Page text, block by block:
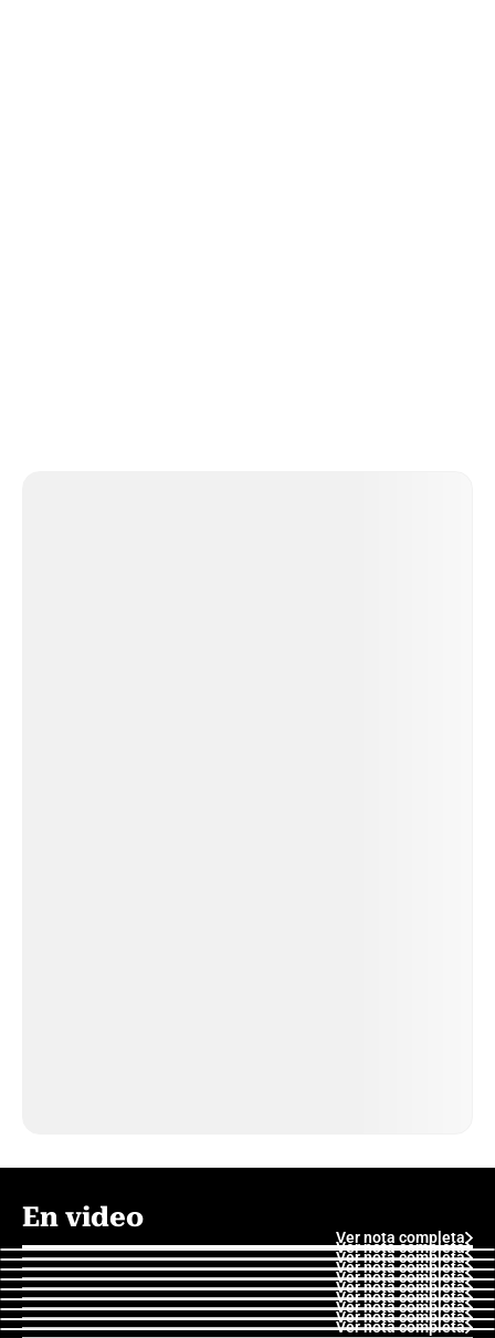
En video
Ver nota completa
Ver nota completa
Ver nota completa
Ver nota completa
Ver nota completa
Ver nota completa
Ver nota completa
Ver nota completa
Ver nota completa
Ver nota completa